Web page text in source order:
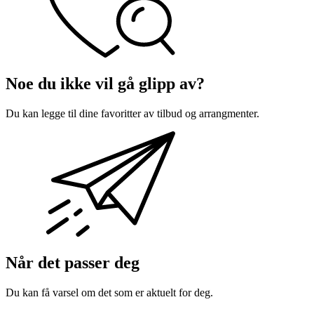
Noe du ikke vil gå glipp av?
Du kan legge til dine favoritter av tilbud og arrangmenter.
Når det passer deg
Du kan få varsel om det som er aktuelt for deg.